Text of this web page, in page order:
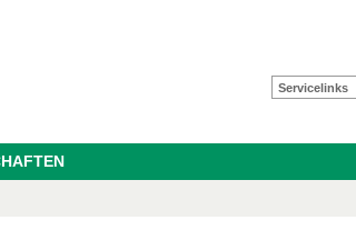
Servicelinks